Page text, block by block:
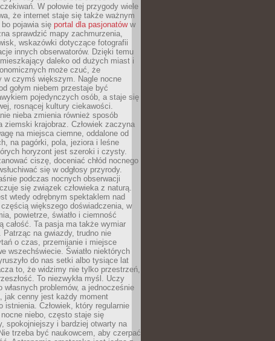
W połowie tej przygody wiele
że internet staje się także ważnym
pojawia się portal dla pasjonatóww
sprawdzić mapy zachmurzenia,
wskazówki dotyczące fotografii
innych obserwatorów. Dzięki temu
daleko od dużych miast i
może czuć, że
w czymś większym. Nagle nocne
gołym niebem przestaje być
pojedynczych osób, a staje się
rosnącej kultury ciekawości.
nieba zmienia również sposób
ziemski krajobraz. Człowiek zaczyna
na miejsca ciemne, oddalone od
na pagórki, pola, jeziora i leśne
horyzont jest szeroki i czysty.
ciszę, doceniać chłód nocnego
się w odgłosy przyrody.
podczas nocnych obserwacji
się związek człowieka z naturą.
wtedy odrębnym spektaklem nad
częścią większego doświadczenia, w
powietrze, światło i ciemność
całość. Ta pasja ma także wymiar
Patrząc na gwiazdy, trudno nie
o czas, przemijanie i miejsce
wszechświecie. Światło niektórych
do nas setki albo tysiące lat
to, że widzimy nie tylko przestrzeń,
To niezwykła myśl. Uczy
własnych problemów, a jednocześnie
jak cenny jest każdy moment
istnienia. Człowiek, który regularnie
niebo, często staje się
spokojniejszy i bardziej otwarty na
trzeba być naukowcem, aby czerpać